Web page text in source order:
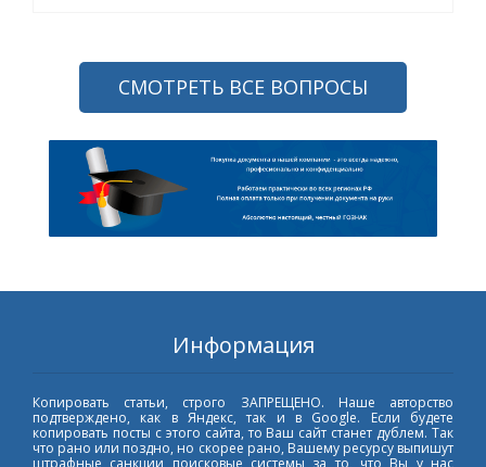
СМОТРЕТЬ ВСЕ ВОПРОСЫ
Информация
Копировать статьи, строго ЗАПРЕЩЕНО. Наше авторство
подтверждено, как в Яндекс, так и в Google. Если будете
копировать посты с этого сайта, то Ваш сайт станет дублем. Так
что рано или поздно, но скорее рано, Вашему ресурсу выпишут
штрафные санкции поисковые системы за то, что Вы у нас